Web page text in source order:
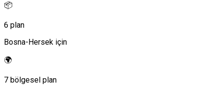
📦
6 plan
Bosna-Hersek için
🌍
7 bölgesel plan